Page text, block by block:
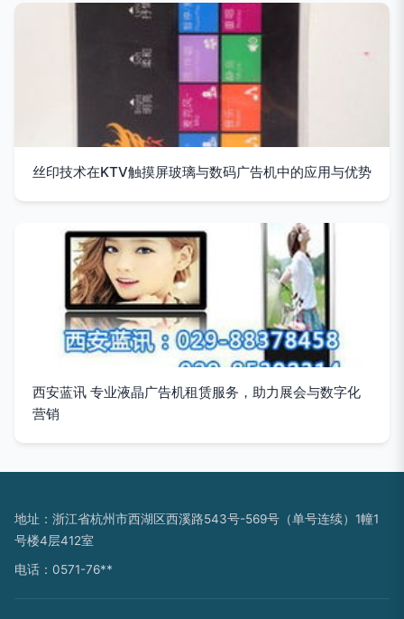
丝印技术在KTV触摸屏玻璃与数码广告机中的应用与优势
西安蓝讯 专业液晶广告机租赁服务，助力展会与数字化
营销
地址：浙江省杭州市西湖区西溪路543号-569号（单号连续）1幢1
号楼4层412室
电话：0571-76**